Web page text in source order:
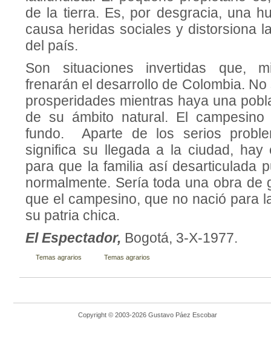
de la tierra. Es, por desgracia, una
causa heridas sociales y distorsiona
del país.
Son situaciones invertidas que,
frenarán el desarrollo de Colombia.
prosperidades mien­tras haya una
de su ámbito natural. El
fundo. Aparte de los serios
significa su llegada a la ciudad, hay
para que la familia así desarticulada
normal­mente. Sería toda una obra de
que el campesino, que no nació para
su patria chica.
El Espectador, Bogotá, 3-X-1977.
Temas agrarios Temas agrarios
Copyright © 2003-2026 Gustavo Páez Escobar